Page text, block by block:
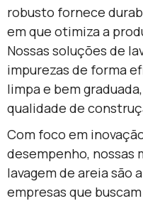
robusto fornece
em que otimiza a
Nossas soluções de
impurezas de forma
limpa e bem
qualidade de
Com foco em
desempenho, nossas
lavagem de areia são
empresas que